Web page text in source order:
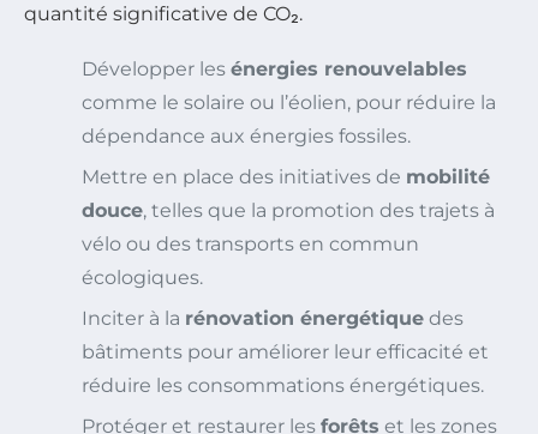
quantité significative de CO₂.
Développer les énergies renouvelables
comme le solaire ou l’éolien, pour réduire la
dépendance aux énergies fossiles.
Mettre en place des initiatives de mobilité
douce, telles que la promotion des trajets à
vélo ou des transports en commun
écologiques.
Inciter à la rénovation énergétique des
bâtiments pour améliorer leur efficacité et
réduire les consommations énergétiques.
Protéger et restaurer les forêts et les zones